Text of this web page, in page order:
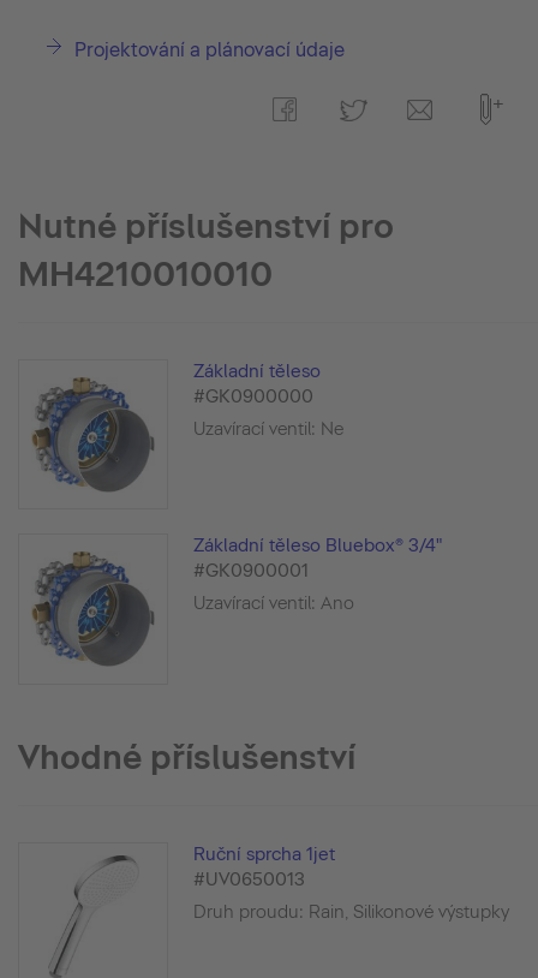
Projektování a plánovací údaje
Nutné příslušenství pro
MH4210010010
Základní těleso
#GK0900000
Uzavírací ventil: Ne
Základní těleso Bluebox® 3/4"
#GK0900001
Uzavírací ventil: Ano
Vhodné příslušenství
Ruční sprcha 1jet
#UV0650013
Druh proudu: Rain, Silikonové výstupky